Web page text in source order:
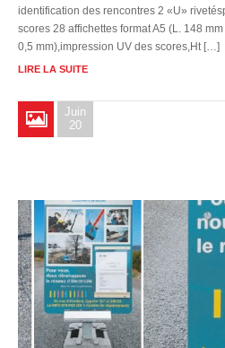
identification des rencontres 2 «U»
scores 28 affichettes format A5 (L. 148
0,5 mm),impression UV des scores,Ht […]
LIRE LA SUITE
Juin
20